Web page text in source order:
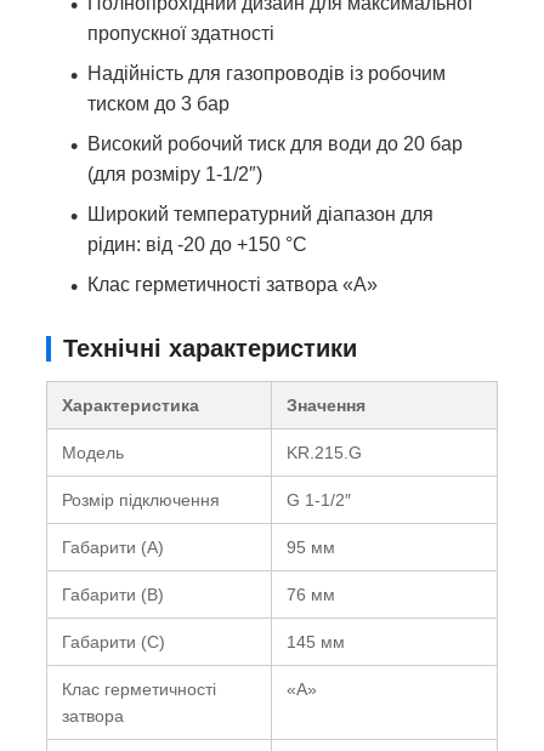
пропускної здатності
Надійність для газопроводів із робочим
тиском до 3 бар
Високий робочий тиск для води до 20 бар
(для розміру 1-1/2″)
Широкий температурний діапазон для
рідин: від -20 до +150 °C
Клас герметичності затвора «А»
Технічні характеристики
Характеристика Значення
Модель KR.215.G
Розмір підключення G 1-1/2″
Габарити (A) 95 мм
Габарити (B) 76 мм
Габарити (C) 145 мм
Клас герметичності
затвора
«А»